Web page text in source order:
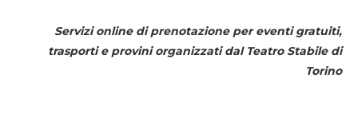
Servizi online di prenotazione per eventi gratuiti,
trasporti e provini organizzati dal Teatro Stabile di
Torino